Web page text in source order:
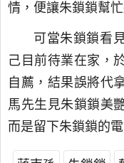
情，便讓朱鎖鎖幫
可當朱鎖鎖看
己目前待業在家，
自薦，結果誤將代
馬先生見朱鎖鎖美
而是留下朱鎖鎖的